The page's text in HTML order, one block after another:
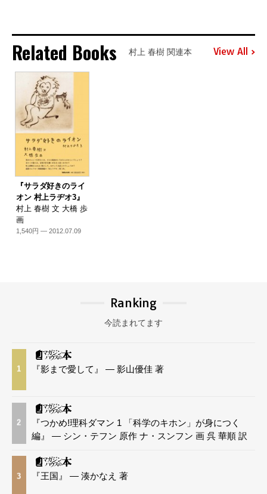
Related Books 村上 春樹 関連本 View All
『サラダ好きのライ
オン 村上ラヂオ3』
村上 春樹 文 大橋 歩
画
1,540円 — 2012.07.09
Ranking
今読まれてます
1 『影まで愛して』 — 影山優佳 著
2
『つかめ!理科ダマン 1 「科学のキホン」が身につく
編』 — シン・テフン 原作 ナ・スンフン 画 呉 華順 訳
3 『王国』 — 湊かなえ 著